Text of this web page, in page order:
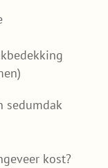
sedumdak
kost?